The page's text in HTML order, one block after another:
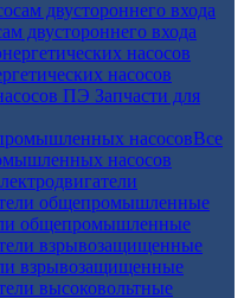
двустороннего входа
насосов
Запчасти для
Все
насосов
общепромышленные
взрывозащищенные